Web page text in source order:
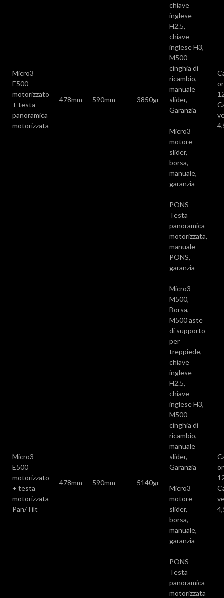
Micro3
E500
motorizzato
+ testa
panoramica
motorizzata
478mm 590mm 3850gr
chiave
inglese
H2.5,
chiave
inglese H3,
M500
cinghia di
ricambio,
manuale
slider,
Garanzia
Micro3
motore
slider,
borsa,
manuale,
garanzia
PONS
Testa
panoramica
motorizzata,
manuale
PONS,
garanzia
Micro3
E500
motorizzato
+ testa
motorizzata
Pan/Tilt
478mm 590mm 5140gr
Micro3
M500,
Borsa,
M500 aste
di supporto
per
treppiede,
chiave
inglese
H2.5,
chiave
inglese H3,
M500
cinghia di
ricambio,
manuale
slider,
Garanzia
Micro3
motore
slider,
borsa,
manuale,
garanzia
PONS
Testa
panoramica
motorizzata